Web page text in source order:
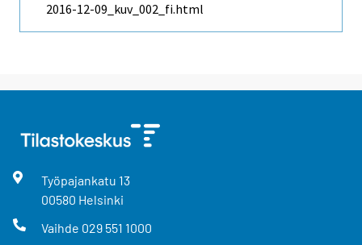
2016-12-09_kuv_002_fi.html
Työpajankatu 13
00580 Helsinki
Vaihde 029 551 1000